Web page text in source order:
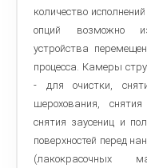
количество
опций возможно
устройства
процесса. Камеры
- для очистки,
шерохования,
снятия заусениц и
поверхностей перед
(лакокрасочных